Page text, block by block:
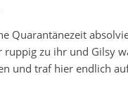
Quarantänezeit
zu ihr und Gilsy
und traf hier endlich